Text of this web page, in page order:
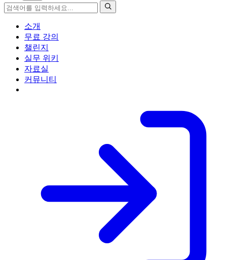
소개
무료 강의
챌린지
실무 위키
자료실
커뮤니티